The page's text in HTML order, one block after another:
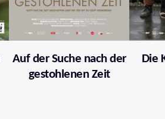
Auf der Suche nach der
gestohlenen Zeit
Die